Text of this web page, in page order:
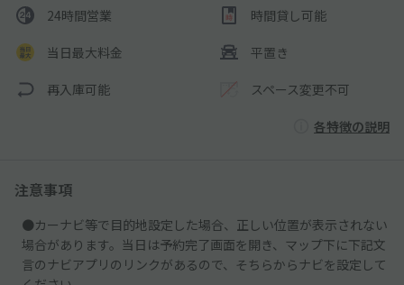
24時間営業 時間貸し可能
当日最大料金 平置き
再入庫可能 スペース変更不可
各特徴の説明
注意事項
●カーナビ等で目的地設定した場合、正しい位置が表示されない
場合があります。当日は予約完了画面を開き、マップ下に下記文
言のナビアプリのリンクがあるので、そちらからナビを設定して